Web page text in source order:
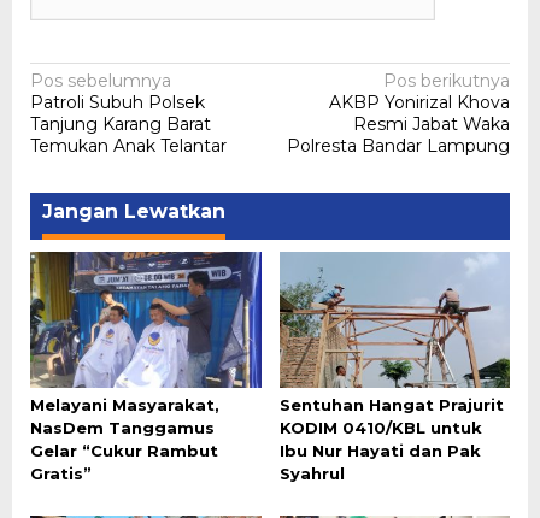
Navigasi
pos
Pos sebelumnya
Patroli Subuh Polsek
Tanjung Karang Barat
Temukan Anak Telantar
Pos berikutnya
AKBP Yonirizal Khova
Resmi Jabat Waka
Polresta Bandar Lampung
Jangan Lewatkan
Melayani Masyarakat,
NasDem Tanggamus
Gelar “Cukur Rambut
Gratis”
Sentuhan Hangat Prajurit
KODIM 0410/KBL untuk
Ibu Nur Hayati dan Pak
Syahrul